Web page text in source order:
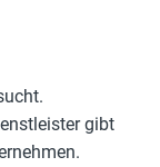
gibt